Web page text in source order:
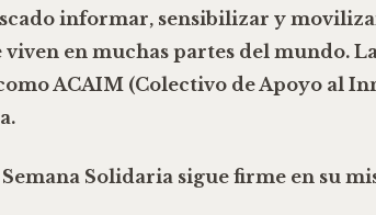
informar, sensibilizar y
viven en muchas partes del mundo.
ACAIM (Colectivo de Apoyo al
Solidaria sigue firme en su